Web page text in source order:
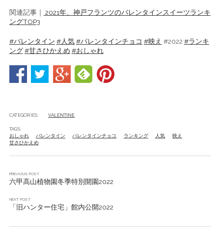
関連記事｜ 2021年、神戸フランツのバレンタインスイーツランキ
ングTOP3
#バレンタイン #人気 #バレンタインチョコ #映え #2022 #ランキ
ング #甘さひかえめ #おしゃれ
CATEGORIES: VALENTINE
TAGS:
おしゃれ
バレンタイン バレンタインチョコ ランキング 人気
映え
甘さひかえめ
PREVIOUS POST
六甲高山植物園冬季特別開園2022
NEXT POST
「旧ハンター住宅」館内公開2022